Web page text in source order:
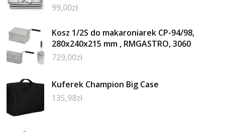
99,00zł
Kosz 1/2S do makaroniarek CP-94/98,
280x240x215 mm , RMGASTRO, 3060
729,00zł
Kuferek Champion Big Case
135,98zł